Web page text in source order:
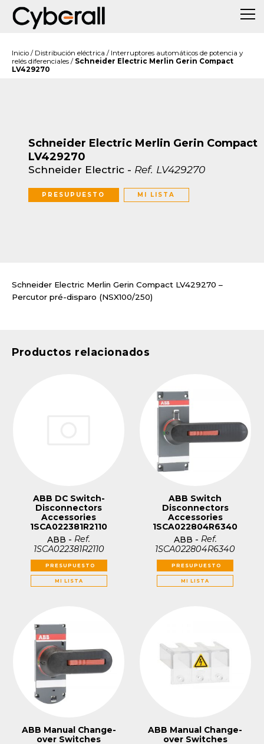
Inicio / Distribución eléctrica / Interruptores automáticos de potencia y
relés diferenciales / Schneider Electric Merlin Gerin Compact
LV429270
Schneider Electric Merlin Gerin Compact
LV429270
Schneider Electric - Ref. LV429270
PRESUPUESTO MI LISTA
Schneider Electric Merlin Gerin Compact LV429270 –
Percutor pré-disparo (NSX100/250)
Productos relacionados
ABB DC Switch-
Disconnectors
Accessories
1SCA022381R2110
ABB - Ref.
1SCA022381R2110
PRESUPUESTO
MI LISTA
ABB Switch
Disconnectors
Accessories
1SCA022804R6340
ABB - Ref.
1SCA022804R6340
PRESUPUESTO
MI LISTA
ABB Manual Change-
over Switches
ABB Manual Change-
over Switches